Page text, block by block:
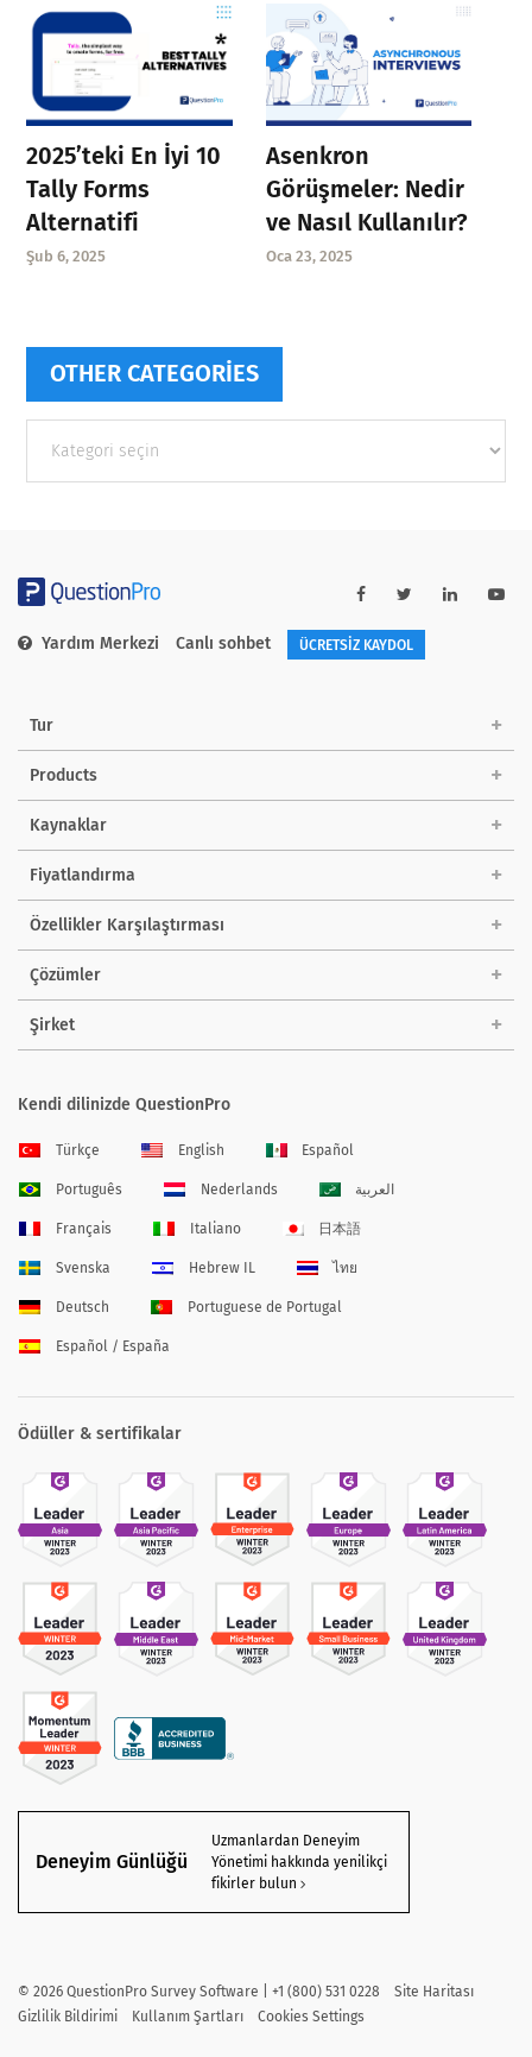
2025’teki En İyi 10
Tally Forms
Alternatifi
Şub 6, 2025
Asenkron
Görüşmeler: Nedir
ve Nasıl Kullanılır?
Oca 23, 2025
OTHER CATEGORIES
categories
Yardım Merkezi Canlı sohbet ÜCRETSİZ KAYDOL
Tur
Products
Kaynaklar
Fiyatlandırma
Özellikler Karşılaştırması
Çözümler
Şirket
Kendi dilinizde QuestionPro
Türkçe English Español
Português Nederlands العربية
Français Italiano 日本語
Svenska Hebrew IL ไทย
Deutsch Portuguese de Portugal
Español / España
Ödüller & sertifikalar
Deneyim Günlüğü
Uzmanlardan Deneyim
Yönetimi hakkında yenilikçi
fikirler bulun
© 2026 QuestionPro Survey Software | +1 (800) 531 0228
Site Haritası
Gizlilik Bildirimi
Kullanım Şartları Cookies Settings